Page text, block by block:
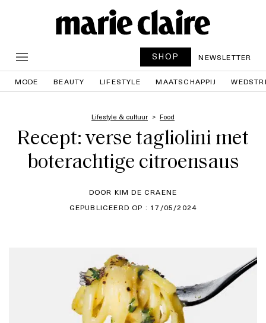
SHOP NEWSLETTER
MODE BEAUTY LIFESTYLE MAATSCHAPPIJ
Lifestyle & cultuur Food
Recept: verse tagliolini met
boterachtige citroensaus
DOOR KIM DE CRAENE
GEPUBLICEERD OP : 17/05/2024